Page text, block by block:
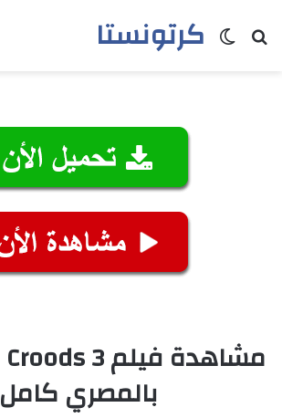
كرتونستابحث عنالوضع المظلم
بالمصري كامل